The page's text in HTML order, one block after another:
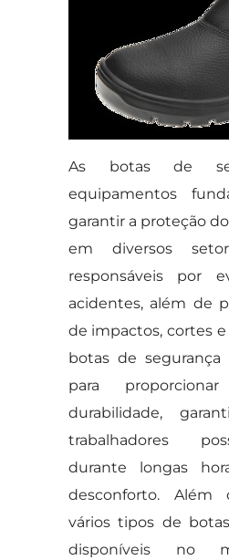
As botas de
equipamentos
garantir a proteção
em diversos
responsáveis por
acidentes, além de
de impactos, cortes e
botas de segurança
para
durabilidade,
trabalhadores
durante longas
desconforto. Além
vários tipos de
disponíveis no